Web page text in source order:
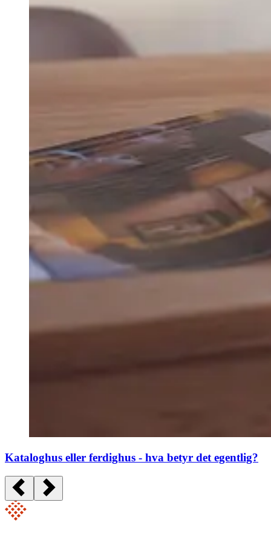
Kataloghus eller ferdighus - hva betyr det egentlig?